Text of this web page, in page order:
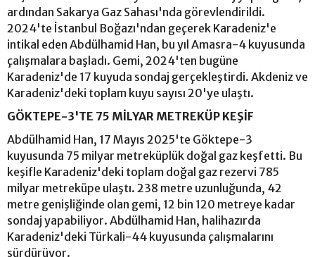
ardından Sakarya Gaz Sahası'nda görevlendirildi.
2024'te İstanbul Boğazı'ndan geçerek Karadeniz'e
intikal eden Abdülhamid Han, bu yıl Amasra-4 kuyusunda
çalışmalara başladı. Gemi, 2024'ten bugüne
Karadeniz'de 17 kuyuda sondaj gerçekleştirdi. Akdeniz ve
Karadeniz'deki toplam kuyu sayısı 20'ye ulaştı.
GÖKTEPE-3'TE 75 MİLYAR METREKÜP KEŞİF
Abdülhamid Han, 17 Mayıs 2025'te Göktepe-3
kuyusunda 75 milyar metreküplük doğal gaz keşfetti. Bu
keşifle Karadeniz'deki toplam doğal gaz rezervi 785
milyar metreküpe ulaştı. 238 metre uzunluğunda, 42
metre genişliğinde olan gemi, 12 bin 120 metreye kadar
sondaj yapabiliyor. Abdülhamid Han, halihazırda
Karadeniz'deki Türkali-44 kuyusunda çalışmalarını
sürdürüyor.